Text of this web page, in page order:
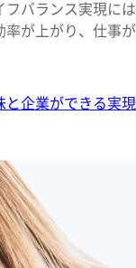
バランス実現には
が上がり、仕事
企業ができる実